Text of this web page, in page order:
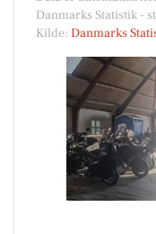
Danmarks Statistik -
Kilde: Danmarks